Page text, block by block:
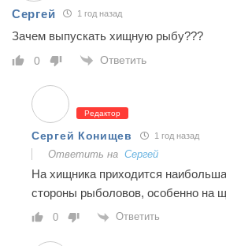
Сергей 1 год назад
Зачем выпускать хищную рыбу???
0 Ответить
Редактор
Сергей Конищев 1 год назад
Ответить на Сергей
На хищника приходится
стороны рыболовов, особенно на
0 Ответить